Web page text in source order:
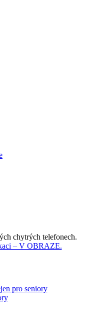
chytrých telefonech.
– V OBRAZE.
pro seniory